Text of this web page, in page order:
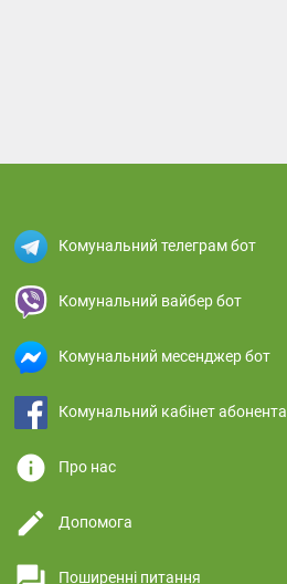
Комунальний телеграм бот
Комунальний вайбер бот
Комунальний месенджер бот
Комунальний кабінет абонента
info Про нас
edit Допомога
Поширенні питання